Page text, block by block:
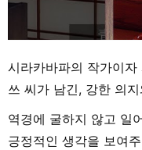
시라카바파의 작가이
쓰 씨가 남긴, 강한 의
역경에 굴하지 않고 일
긍정적인 생각을 보여